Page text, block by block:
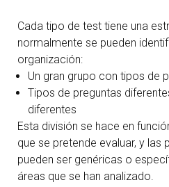
Cada tipo de test tiene una
normalmente se pueden
organización:
Un gran grupo con tipos de
Tipos de preguntas
diferentes
Esta división se hace en
que se pretende evaluar, y las
pueden ser genéricas o
áreas que se han analizado.